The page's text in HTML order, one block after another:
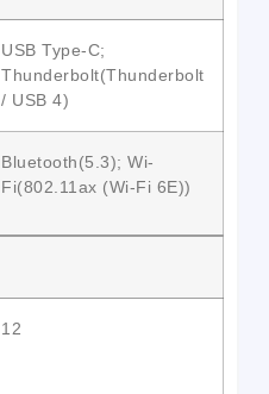
USB Type-C;
Thunderbolt(Thunderbolt
/ USB 4)
Bluetooth(5.3); Wi-
Fi(802.11ax (Wi-Fi 6E))
12